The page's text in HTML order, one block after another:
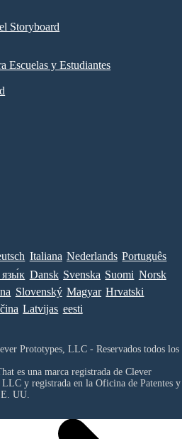
Storyboard
Escuelas y Estudiantes
Italiana Nederlands Português
Dansk Svenska Suomi Norsk
Slovenský Magyar Hrvatski
Latvijas eesti
Prototypes, LLC - Reservados todos los
es una marca registrada de Clever
LLCy registrada en la Oficina de Patentes y
UU.